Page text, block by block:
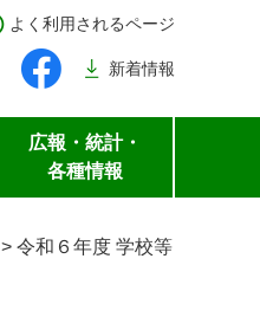
よく利用されるページ
新着情報
広報・統計・
各種情報
> 令和６年度 学校等